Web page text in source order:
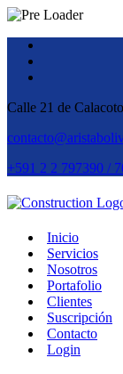
Calle 21 de
+591 2 2 797390 /
Inicio
Servicios
Nosotros
Portafolio
Clientes
Suscripción
Contacto
Login